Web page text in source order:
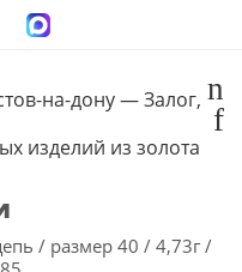
/ размер 40 / 4,73г /